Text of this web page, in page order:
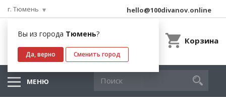
г. Тюмень
Вы из города Тюмень?
Да, верно Сменить город
hello@100divanov.online
Корзина
МЕНЮ